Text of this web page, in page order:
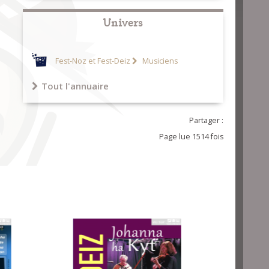
Univers
Fest-Noz et Fest-Deiz Musiciens
Tout l'annuaire
Partager :
Page lue 1514 fois